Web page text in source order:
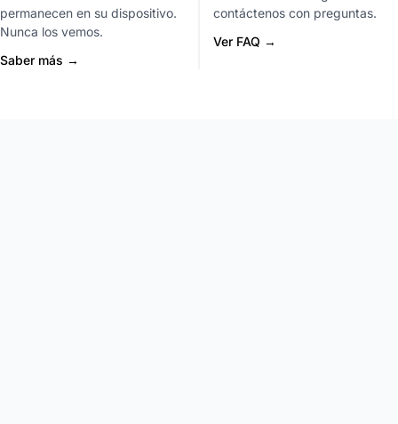
permanecen en su dispositivo.
Nunca los vemos.
Saber más →
contáctenos con preguntas.
Ver FAQ →